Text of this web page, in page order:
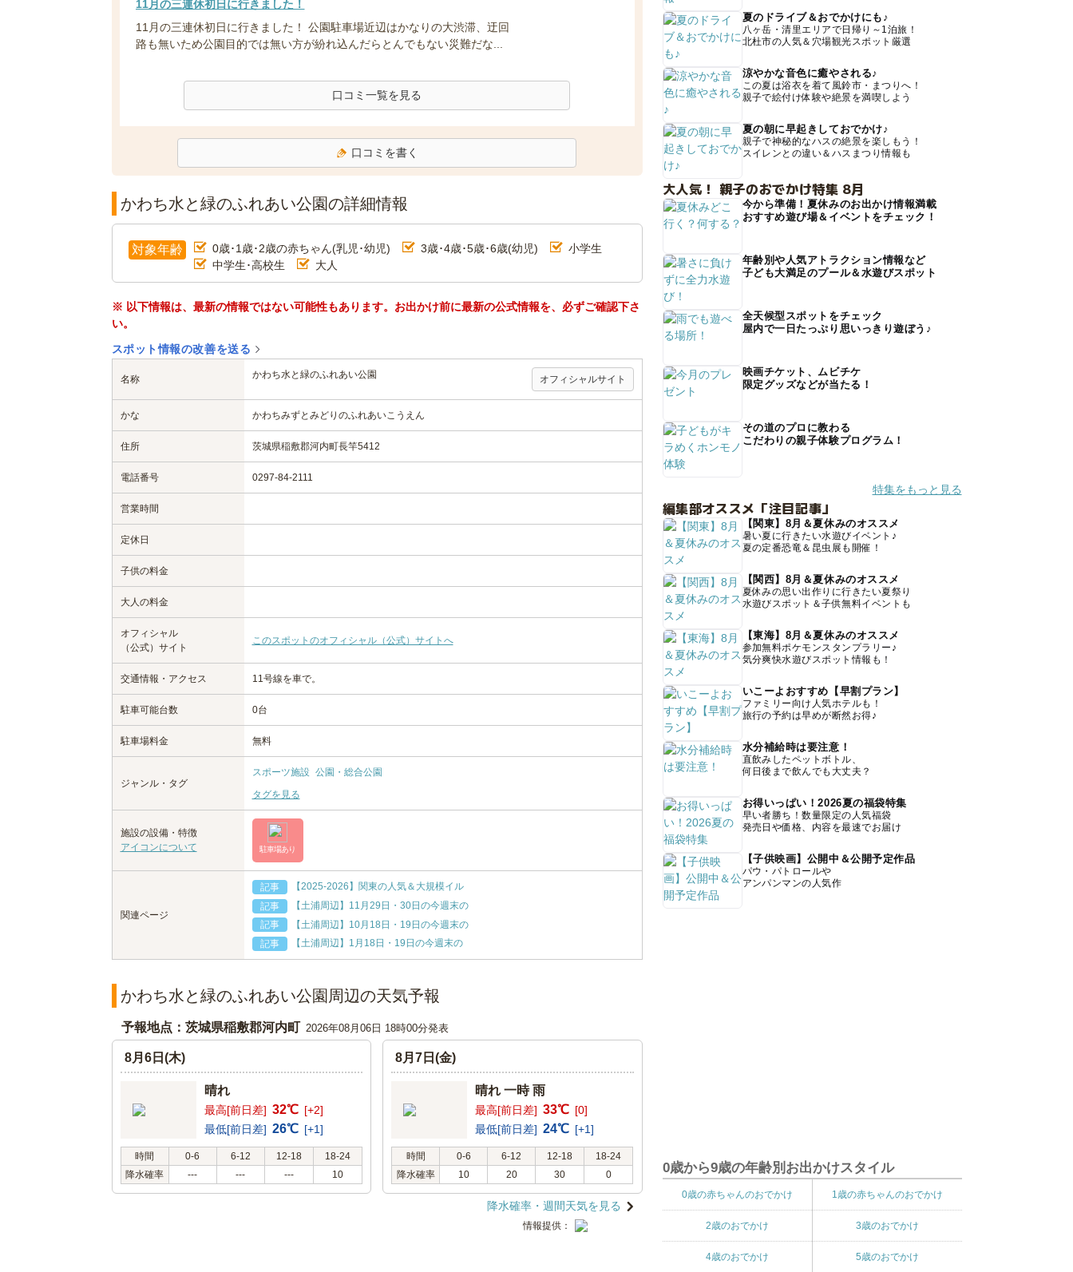
11月の三連休初日に行きました！
11月の三連休初日に行きました！ 公園駐車場近辺はかなりの大渋滞、迂回
路も無いため公園目的では無い方が紛れ込んだらとんでもない災難だな...
口コミ一覧を見る
口コミを書く
かわち水と緑のふれあい公園の詳細情報
対象年齢 0歳･1歳･2歳の赤ちゃん(乳児･幼児) 3歳･4歳･5歳･6歳(幼児)
小学生
中学生･高校生
大人
※ 以下情報は、最新の情報ではない可能性もあります。お出かけ前に最新の公式情報を、必ずご確認下さ
い。
スポット情報の改善を送る
名称 かわち水と緑のふれあい公園 オフィシャルサイト
かな かわちみずとみどりのふれあいこうえん
住所 茨城県稲敷郡河内町長竿5412
電話番号 0297-84-2111
営業時間
定休日
子供の料金
大人の料金
オフィシャル
（公式）サイト
このスポットのオフィシャル（公式）サイトへ
交通情報・アクセス 11号線を車で。
駐車可能台数 0台
駐車場料金 無料
ジャンル・タグ
スポーツ施設 公園・総合公園
タグを見る
施設の設備・特徴
アイコンについて
駐車場あり
関連ページ
記事
【2025-2026】関東の人気＆大規模イル
記事
【土浦周辺】11月29日・30日の今週末の
記事
【土浦周辺】10月18日・19日の今週末の
記事
【土浦周辺】1月18日・19日の今週末の
かわち水と緑のふれあい公園周辺の天気予報
予報地点：茨城県稲敷郡河内町 2026年08月06日 18時00分発表
8月6日(木)
晴れ
最高[前日差] 32℃ [+2]
最低[前日差] 26℃ [+1]
時間 0-6 6-12 12-18
18-24
降水確率
--- --- --- 10
8月7日(金)
晴れ 一時 雨
最高[前日差] 33℃ [0]
最低[前日差] 24℃ [+1]
時間 0-6 6-12 12-18
18-24
降水確率
10 20 30 0
降水確率・週間天気を見る
情報提供：
夏のドライブ＆おでかけにも♪
八ヶ岳・清里エリアで日帰り～1泊旅！
北杜市の人気＆穴場観光スポット厳選
涼やかな音色に癒やされる♪
この夏は浴衣を着て風鈴市・まつりへ！
親子で絵付け体験や絶景を満喫しよう
夏の朝に早起きしておでかけ♪
親子で神秘的なハスの絶景を楽しもう！
スイレンとの違い＆ハスまつり情報も
大人気！ 親子のおでかけ特集 8月
今から準備！夏休みのお出かけ情報満載
おすすめ遊び場＆イベントをチェック！
年齢別や人気アトラクション情報など
子ども大満足のプール＆水遊びスポット
全天候型スポットをチェック
屋内で一日たっぷり思いっきり遊ぼう♪
映画チケット、ムビチケ
限定グッズなどが当たる！
その道のプロに教わる
こだわりの親子体験プログラム！
特集をもっと見る
編集部オススメ「注目記事」
【関東】8月＆夏休みのオススメ
暑い夏に行きたい水遊びイベント♪
夏の定番恐竜＆昆虫展も開催！
【関西】8月＆夏休みのオススメ
夏休みの思い出作りに行きたい夏祭り
水遊びスポット＆子供無料イベントも
【東海】8月＆夏休みのオススメ
参加無料ポケモンスタンプラリー♪
気分爽快水遊びスポット情報も！
いこーよおすすめ【早割プラン】
ファミリー向け人気ホテルも！
旅行の予約は早めが断然お得♪
水分補給時は要注意！
直飲みしたペットボトル、
何日後まで飲んでも大丈夫？
お得いっぱい！2026夏の福袋特集
早い者勝ち！数量限定の人気福袋
発売日や価格、内容を最速でお届け
【子供映画】公開中＆公開予定作品
パウ・パトロールや
アンパンマンの人気作
0歳から9歳の年齢別お出かけスタイル
0歳の赤ちゃんのおでかけ 1歳の赤ちゃんのおでかけ
2歳のおでかけ 3歳のおでかけ
4歳のおでかけ 5歳のおでかけ